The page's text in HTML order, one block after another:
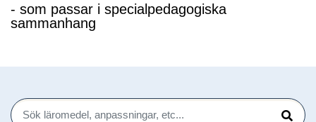
- som passar i specialpedagogiska
sammanhang
Sök
Sök